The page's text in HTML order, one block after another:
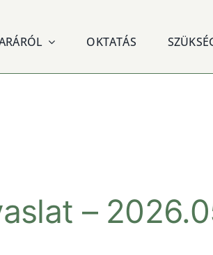
OKTATÁS
–